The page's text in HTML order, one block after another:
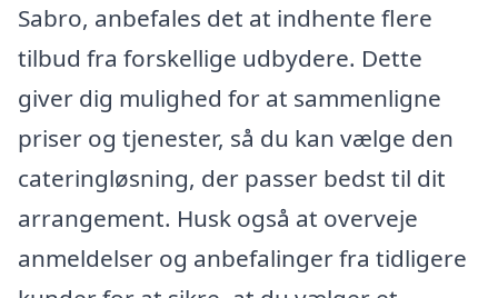
Sabro, anbefales det at indhente flere
tilbud fra forskellige udbydere. Dette
giver dig mulighed for at sammenligne
priser og tjenester, så du kan vælge den
cateringløsning, der passer bedst til dit
arrangement. Husk også at overveje
anmeldelser og anbefalinger fra tidligere